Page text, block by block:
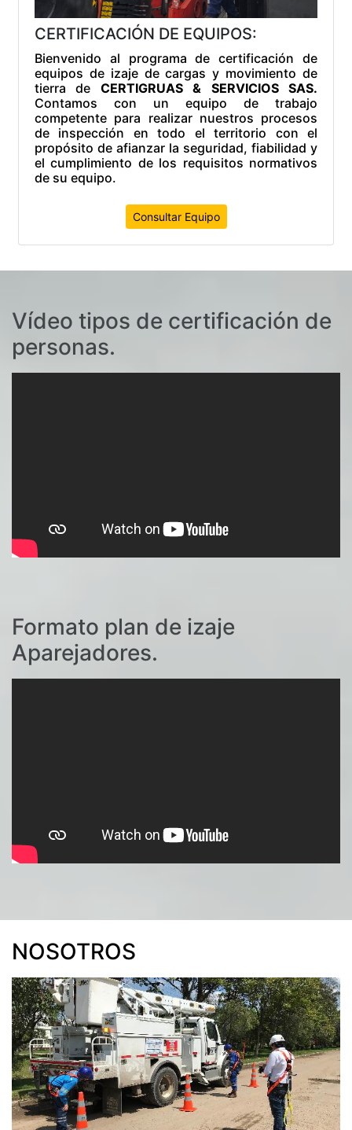
CERTIFICACIÓN DE EQUIPOS:
Bienvenido al programa de certificación de
equipos de izaje de cargas y movimiento de
tierra de CERTIGRUAS & SERVICIOS SAS.
Contamos con un equipo de trabajo
competente para realizar nuestros procesos
de inspección en todo el territorio con el
propósito de afianzar la seguridad, fiabilidad y
el cumplimiento de los requisitos normativos
de su equipo.
Consultar Equipo
Vídeo tipos de certificación de
personas.
Formato plan de izaje
Aparejadores.
NOSOTROS